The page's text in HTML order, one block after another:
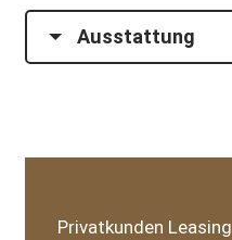
Ausstattung
Privatkunden Leasing